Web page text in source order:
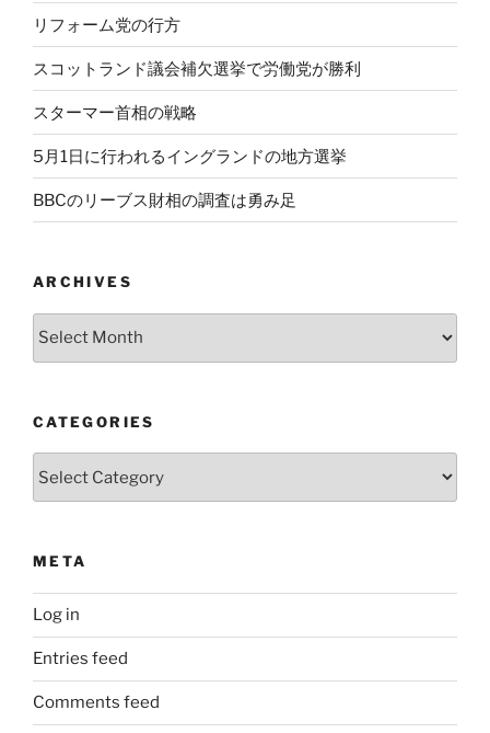
リフォーム党の行方
スコットランド議会補欠選挙で労働党が勝利
スターマー首相の戦略
5月1日に行われるイングランドの地方選挙
BBCのリーブス財相の調査は勇み足
ARCHIVES
Archives
CATEGORIES
META
Log in
Entries feed
Comments feed